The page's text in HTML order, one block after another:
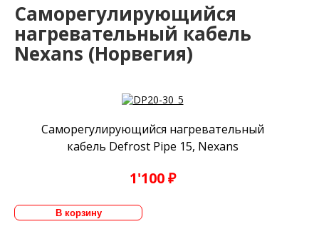
Саморегулирующийся
нагревательный кабель
Nexans (Норвегия)
Саморегулирующийся нагревательный
кабель Defrost Pipe 15, Nexans
1'100 ₽